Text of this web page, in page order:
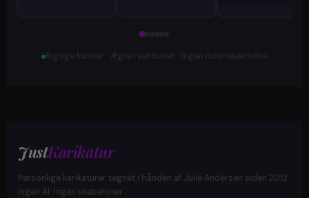
Rigtige kunder · Ægte reaktioner · Ingen iscenesættelse
JustKarikatur
Personlige karikaturer tegnet i hånden af Julie Andersen siden 2012.
Ingen AI. Ingen skabeloner.